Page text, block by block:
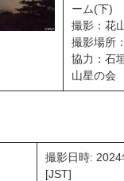
ーム(下)
撮影：花
撮影場所
協力：石
山星の会
撮影日時:
[JST]